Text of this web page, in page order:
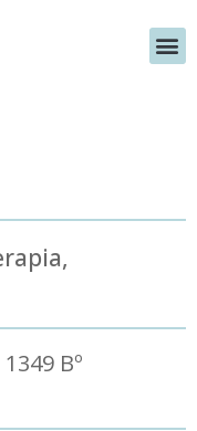
,
Bº